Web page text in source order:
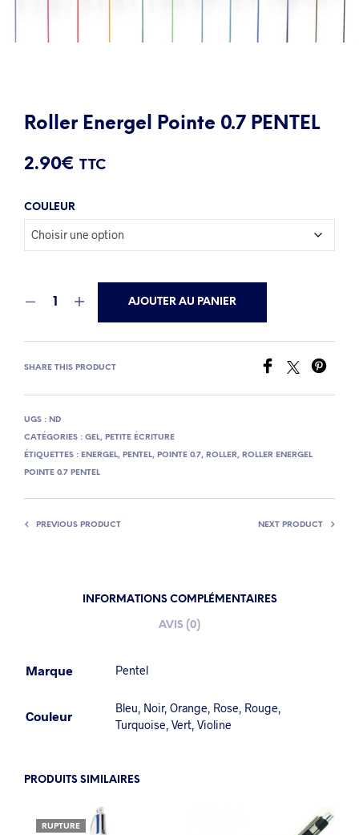
Roller Energel Pointe 0.7 PENTEL
2.90€ TTC
COULEUR
AJOUTER AU PANIER
SHARE THIS PRODUCT
UGS : ND
CATÉGORIES : GEL, PETITE ÉCRITURE
ÉTIQUETTES : ENERGEL, PENTEL, POINTE 0.7, ROLLER, ROLLER ENERGEL
POINTE 0.7 PENTEL
PREVIOUS PRODUCT NEXT PRODUCT
INFORMATIONS COMPLÉMENTAIRES
AVIS (0)
Marque Pentel
Couleur
Bleu, Noir, Orange, Rose, Rouge,
Turquoise, Vert, Violine
PRODUITS SIMILAIRES
RUPTURE